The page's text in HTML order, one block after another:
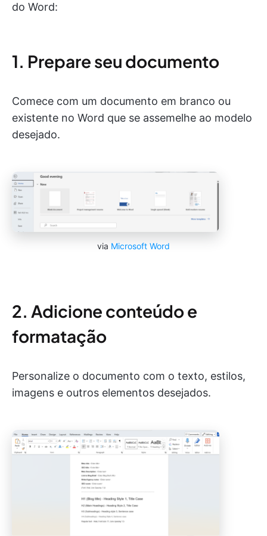
do Word:
1. Prepare seu documento
Comece com um documento em branco ou
existente no Word que se assemelhe ao modelo
desejado.
via Microsoft Word
2. Adicione conteúdo e
formatação
Personalize o documento com o texto, estilos,
imagens e outros elementos desejados.